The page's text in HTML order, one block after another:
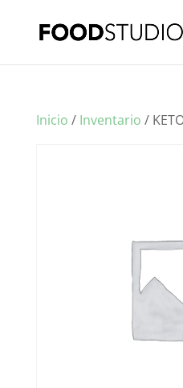
Inicio / Inventario /